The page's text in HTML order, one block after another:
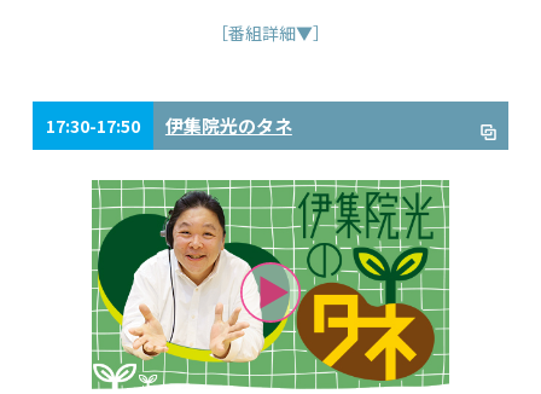
［番組詳細▼］
17:30-17:50 伊集院光のタネ